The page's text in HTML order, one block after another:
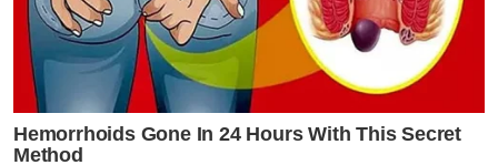
Hemorrhoids Gone In 24 Hours With This Secret
Method